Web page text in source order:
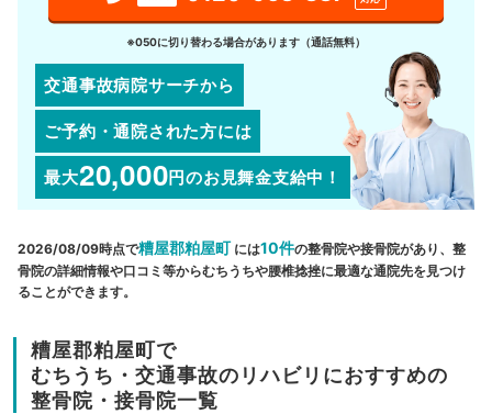
※050に切り替わる場合があります（通話無料）
交通事故病院サーチから
ご予約・通院された方には
最大20,000円のお見舞金支給中！
2026/08/09時点で糟屋郡粕屋町 には10件の整骨院や接骨院があり、整
骨院の詳細情報や口コミ等からむちうちや腰椎捻挫に最適な通院先を見つけ
ることができます。
糟屋郡粕屋町で
むちうち・交通事故のリハビリにおすすめの
整骨院・接骨院一覧